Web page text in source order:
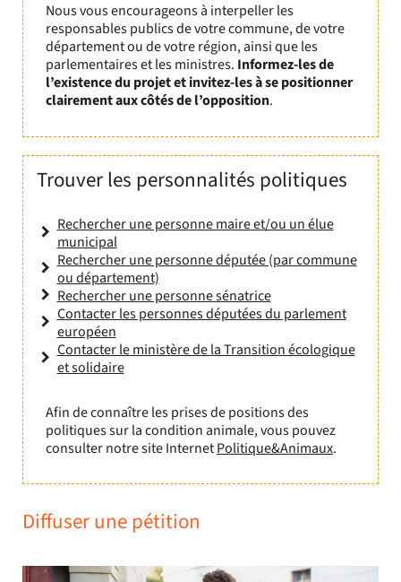
Nous vous encourageons à interpeller les
responsables publics de votre commune, de votre
département ou de votre région, ainsi que les
parlementaires et les ministres. Informez-les de
l’existence du projet et invitez-les à se positionner
clairement aux côtés de l’opposition.
Trouver les personnalités politiques
Rechercher une personne maire et/ou un élue
municipal
Rechercher une personne députée (par commune
ou département)
Rechercher une personne sénatrice
Contacter les personnes députées du parlement
européen
Contacter le ministère de la Transition écologique
et solidaire
Afin de connaître les prises de positions des
politiques sur la condition animale, vous pouvez
consulter notre site InternetPolitique&Animaux.
Diffuser une pétition